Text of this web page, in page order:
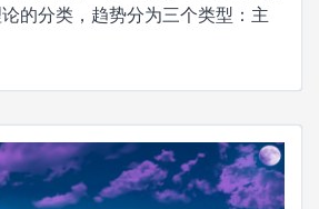
的分类，趋势分为三个类型：主